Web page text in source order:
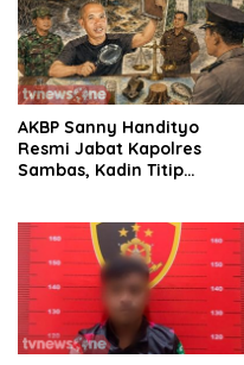
AKBP Sanny Handityo
Resmi Jabat Kapolres
Sambas, Kadin Titip